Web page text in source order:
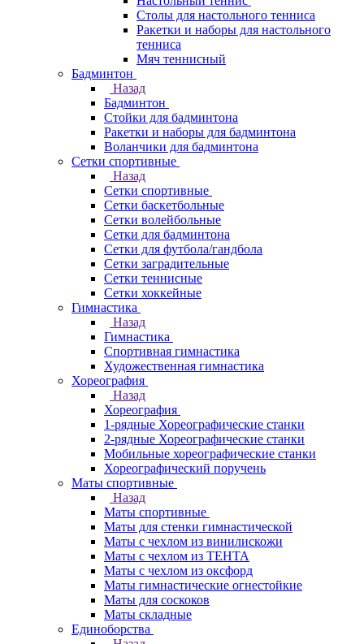
Столы для настольного тенниса
Ракетки и наборы для настольного
тенниса
Мяч теннисный
Бадминтон
Назад
Бадминтон
Стойки для бадминтона
Ракетки и наборы для бадминтона
Воланчики для бадминтона
Сетки спортивные
Назад
Сетки спортивные
Сетки баскетбольные
Сетки волейбольные
Сетки для бадминтона
Сетки для футбола/гандбола
Сетки заградительные
Сетки теннисные
Сетки хоккейные
Гимнастика
Назад
Гимнастика
Спортивная гимнастика
Художественная гимнастика
Хореография
Назад
Хореография
1-рядные Хореографические станки
2-рядные Хореографические станки
Мобильные хореографические станки
Хореографический поручень
Маты спортивные
Назад
Маты спортивные
Маты для стенки гимнастической
Маты с чехлом из винилискожи
Маты с чехлом из ТЕНТА
Маты с чехлом из оксфорд
Маты гимнастические огнестойкие
Маты для соскоков
Маты складные
Единоборства